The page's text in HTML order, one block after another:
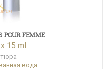
POUR FEMME
15 ml
вода